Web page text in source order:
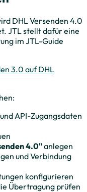
DHL Versenden 4.0
JTL stellt dafür eine
im JTL-Guide
3.0 auf DHL
API-Zugangsdaten
4.0"anlegen
und Verbindung
konfigurieren
Übertragung prüfen